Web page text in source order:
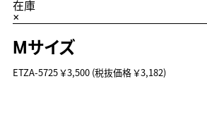
在庫
×
Mサイズ
ETZA-5725￥3,500(税抜価格 ￥3,182)